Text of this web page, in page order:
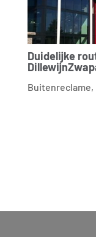
Duidelijke
Buitenreclame,